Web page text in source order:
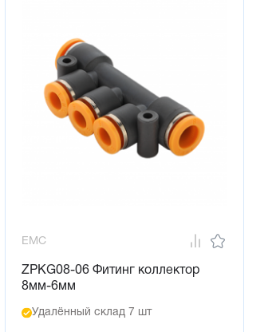
EMC
ZPKG08-06 Фитинг коллектор
8мм-6мм
Удалённый склад 7 шт